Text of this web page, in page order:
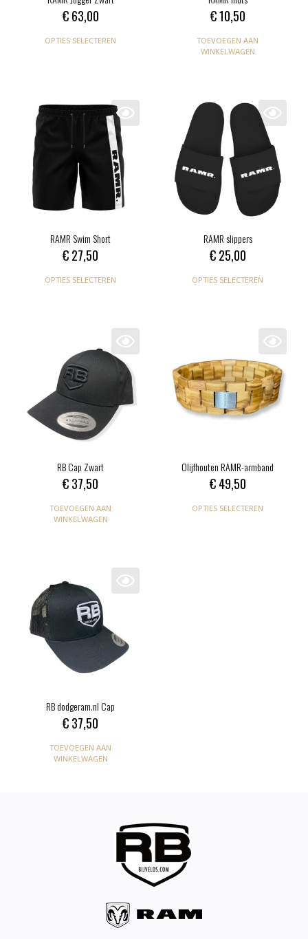
€63,00
OPTIES SELECTEREN
€10,50
TOEVOEGEN AAN
WINKELWAGEN
RAMR Swim Short
€27,50
OPTIES SELECTEREN
RAMR slippers
€25,00
OPTIES SELECTEREN
RB Cap Zwart
€37,50
TOEVOEGEN AAN
WINKELWAGEN
Olijfhouten RAMR-armband
€49,50
OPTIES SELECTEREN
RB dodgeram.nl Cap
€37,50
TOEVOEGEN AAN
WINKELWAGEN